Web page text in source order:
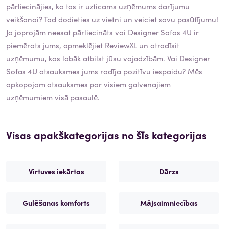
pārliecinājies, ka tas ir uzticams uzņēmums darījumu
veikšanai? Tad dodieties uz vietni un veiciet savu pasūtījumu!
Ja joprojām neesat pārliecināts vai Designer Sofas 4U ir
piemērots jums, apmeklējiet ReviewXL un atradīsit
uzņēmumu, kas labāk atbilst jūsu vajadzībām. Vai Designer
Sofas 4U atsauksmes jums radīja pozitīvu iespaidu? Mēs
apkopojam atsauksmes par visiem galvenajiem
uzņēmumiem visā pasaulē.
Visas apakškategorijas no šīs kategorijas
Virtuves iekārtas Dārzs
Gulēšanas komforts Mājsaimniecības